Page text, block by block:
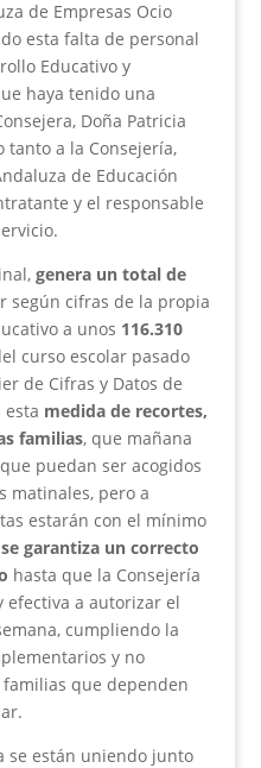
de Empresas Ocio
esta falta de personal
Educativo y
haya tenido una
Doña Patricia
tanto a la Consejería,
de Educación
y el responsable
genera un total de
según cifras de la propia
a unos 116.310
curso escolar pasado
de Cifras y Datos de
esta medida de recortes,
familias, que mañana
puedan ser acogidos
matinales, pero a
estarán con el mínimo
garantiza un correcto
hasta que la Consejería
a autorizar el
cumpliendo la
y no
que dependen
se están uniendo junto